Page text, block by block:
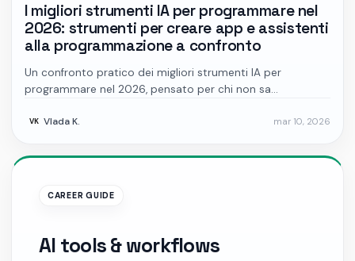
I migliori strumenti IA per programmare nel
2026: strumenti per creare app e assistenti
alla programmazione a confronto
Un confronto pratico dei migliori strumenti IA per
programmare nel 2026, pensato per chi non sa
Claude Code, Codex, Cursor, Windsurf e GitHub Copilot.
VK Vlada K. mar 10, 2026
CAREER GUIDE
AI tools & workflows